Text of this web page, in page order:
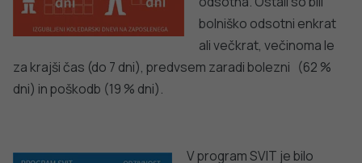
Spremljanje okužb s SARS-CoV-2 (covid-19)